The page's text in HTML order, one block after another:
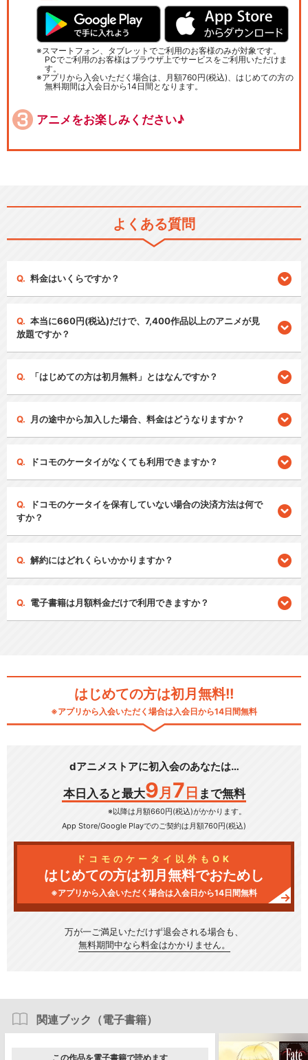
スマートフォン、タブレットでご利用のお客様のみが対象です。
PCでご利用のお客様はブラウザ上でサービスをご利用いただけま
す。
アプリから入会いただく場合は、月額760円(税込)、はじめての方の
無料期間は入会日から14日間となります。
アニメをお楽しみください♪
よくある質問
料金はいくらですか？
本当に660円(税込)だけで、7,400作品以上のアニメが見
放題ですか？
「はじめての方は初月無料」とはなんですか？
月の途中から加入した場合、料金はどうなりますか？
ドコモのケータイがなくても利用できますか？
ドコモのケータイを保有していない場合の決済方法は何で
すか？
解約にはどれくらいかかりますか？
電子書籍は月額料金だけで利用できますか？
はじめての方は初月無料!!
※アプリから入会いただく場合は入会日から14日間無料
dアニメストアに初入会のあなたは…
本日入ると最大9 月 7 日 まで無料
※以降は月額660円(税込)がかかります。
App Store/Google Playでのご契約は月額760円(税込)
ドコモのケータイ以外もOK
はじめての方は初月無料でおためし
※アプリから入会いただく場合は入会日から14日間無料
万が一ご満足いただけず退会される場合も、
無料期間中なら料金はかかりません。
関連ブック（電子書籍）
この作品を電子書籍で読めます